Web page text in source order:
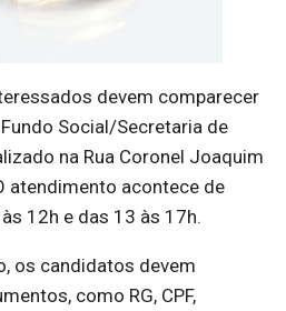
devem comparecer
Social/Secretaria de
na Rua Coronel Joaquim
atendimento acontece de
12h e das 13 às 17h.
os candidatos devem
como RG, CPF,